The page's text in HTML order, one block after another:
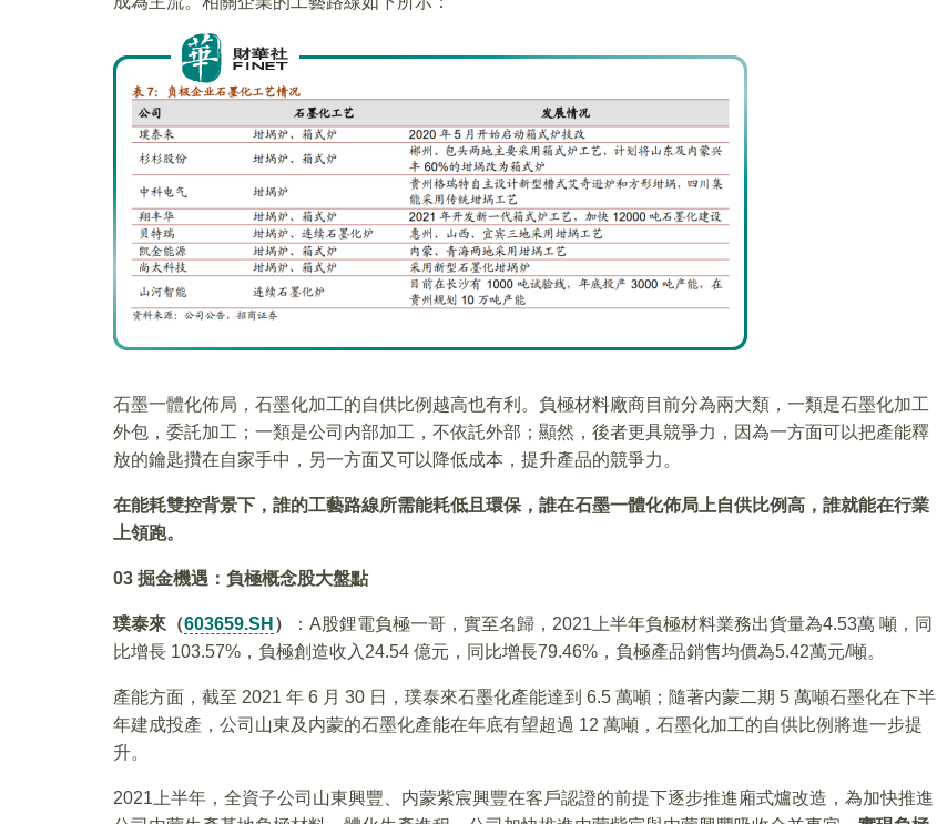
石墨一體化佈局，石墨化加工的自供比例越高也有利。負極材料廠商目前分為兩大類，一類是石墨化加工
外包，委託加工；一類是公司内部加工，不依託外部；顯然，後者更具競爭力，因為一方面可以把產能釋
放的鑰匙攢在自家手中，另一方面又可以降低成本，提升產品的競爭力。
在能耗雙控背景下，誰的工藝路線所需能耗低且環保，誰在石墨一體化佈局上自供比例高，誰就能在行業
上領跑。
03 掘金機遇：負極概念股大盤點
璞泰來（603659.SH ）
：A股鋰電負極一哥，實至名歸，2021上半年負極材料業務出貨量為4.53萬 噸，同
比增長 103.57%，負極創造收入24.54 億元，同比增長79.46%，負極產品銷售均價為5.42萬元/噸。
產能方面，截至 2021 年 6 月 30 日，璞泰來石墨化產能達到 6.5 萬噸；隨著内蒙二期 5 萬噸石墨化在下半
年建成投產，公司山東及内蒙的石墨化產能在年底有望超過 12 萬噸，石墨化加工的自供比例將進一步提
升。
2021上半年，全資子公司山東興豐、内蒙紫宸興豐在客戶認證的前提下逐步推進廂式爐改造，為加快推進